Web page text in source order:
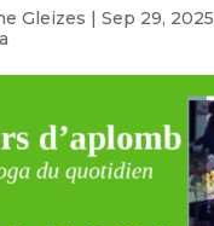
Gleizes | Sep 29, 2025